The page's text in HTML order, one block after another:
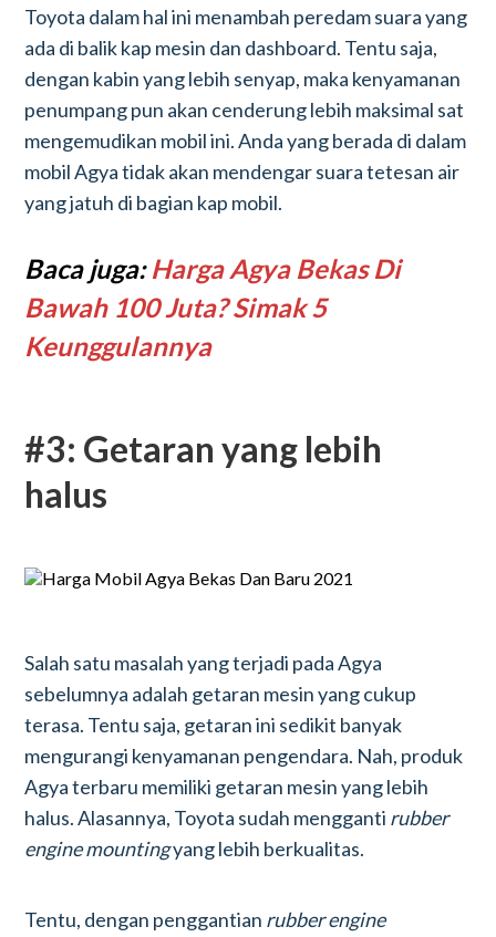
Toyota dalam hal ini menambah peredam suara yang
ada di balik kap mesin dan dashboard. Tentu saja,
dengan kabin yang lebih senyap, maka kenyamanan
penumpang pun akan cenderung lebih maksimal sat
mengemudikan mobil ini. Anda yang berada di dalam
mobil Agya tidak akan mendengar suara tetesan air
yang jatuh di bagian kap mobil.
Baca juga:Harga Agya Bekas Di
Bawah 100 Juta? Simak 5
Keunggulannya
#3: Getaran yang lebih
halus
Salah satu masalah yang terjadi pada Agya
sebelumnya adalah getaran mesin yang cukup
terasa. Tentu saja, getaran ini sedikit banyak
mengurangi kenyamanan pengendara. Nah, produk
Agya terbaru memiliki getaran mesin yang lebih
halus. Alasannya, Toyota sudah mengganti rubber
engine mountingyang lebih berkualitas.
Tentu, dengan penggantian rubber engine